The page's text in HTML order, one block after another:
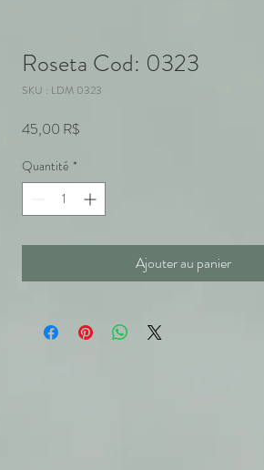
Roseta Cod: 0323
SKU : LDM 0323
45,00 R$
Quantité *
Ajouter au panier